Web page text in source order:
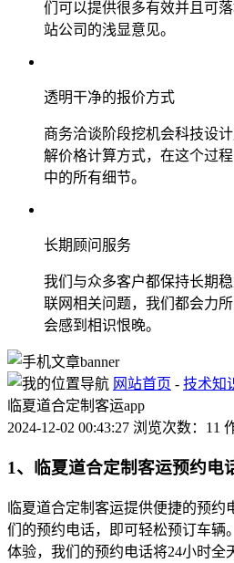
们可以提供很多有效并且可
站公司的浅显意见。
透明干净的报价方式
商务洽谈阶段挖机会科技设
解价格计算方式，在这个过
中的所有细节。
长期顾问服务
我们与众多客户都保持长期
联网相关问题，我们都会力
会感到相识恨晚。
网站首页 - 技术知
临夏道合定制客运app
2024-12-02 00:43:27 浏览次数：11
1、临夏道合定制客运预约电
临夏道合定制客运提供便捷的预
们的预约电话，即可轻松预订车辆
体验，我们的预约电话将24小时全